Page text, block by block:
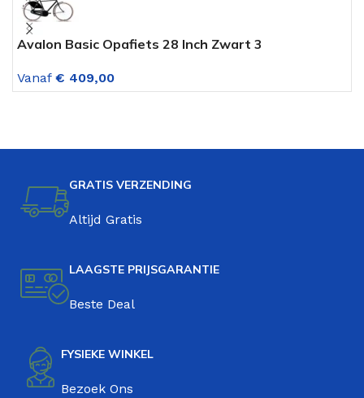
Avalon Basic Opafiets 28 Inch Zwart 3
Vanaf € 409,00
GRATIS VERZENDING
Altijd Gratis
LAAGSTE PRIJSGARANTIE
Beste Deal
FYSIEKE WINKEL
Bezoek Ons